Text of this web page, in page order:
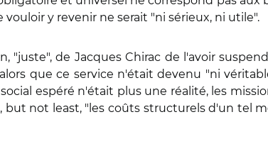
y revenir ne serait "ni sérieux, ni utile".
"juste", de Jacques Chirac de l'avoir
que ce service n'était devenu "ni
espéré n'était plus une réalité, les
but not least, "les coûts structurels d'un tel